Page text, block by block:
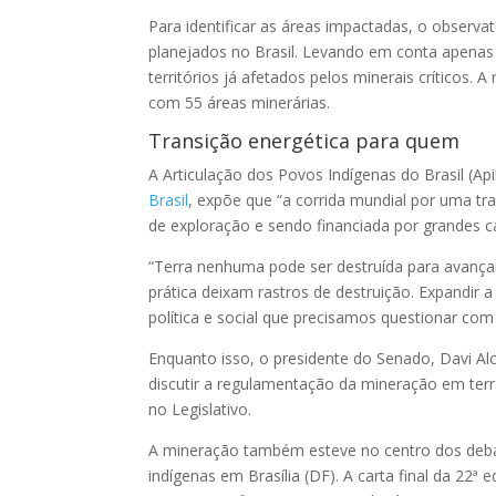
Para identificar as áreas impactadas, o
planejados no Brasil. Levando em conta
territórios já afetados pelos minerais críticos. A
com 55 áreas minerárias.
Transição energética para quem
A Articulação dos Povos Indígenas do Brasil
Brasil, expõe que “a corrida mundial por uma
de exploração e sendo financiada por grandes
“Terra nenhuma pode ser destruída para
prática deixam rastros de destruição. Expandir
política e social que precisamos questionar
Enquanto isso, o presidente do Senado, Davi
discutir a regulamentação da mineração em
no Legislativo.
A mineração também esteve no centro dos
indígenas em Brasília (DF). A carta final da